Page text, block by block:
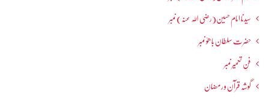
سیدنا امام حسین(رضی اللہ عنہ) نمبر
حضرت سلطان باھوؒ نمبر
فنِ تعمیر نمبر
گوشہ قرآن و رمضان